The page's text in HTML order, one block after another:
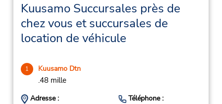
Kuusamo Succursales près de
chez vous et succursales de
location de véhicule
1 Kuusamo Dtn
.48 mille
Adresse :
Téléphone :